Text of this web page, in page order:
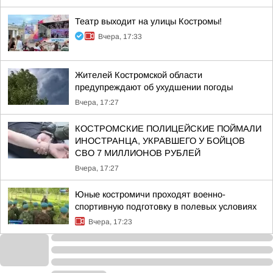
Театр выходит на улицы Костромы!
Вчера, 17:33
Жителей Костромской области
предупреждают об ухудшении погоды
Вчера, 17:27
КОСТРОМСКИЕ ПОЛИЦЕЙСКИЕ ПОЙМАЛИ
ИНОСТРАНЦА, УКРАВШЕГО У БОЙЦОВ
СВО 7 МИЛЛИОНОВ РУБЛЕЙ
Вчера, 17:27
Юные костромичи проходят военно-
спортивную подготовку в полевых условиях
Вчера, 17:23